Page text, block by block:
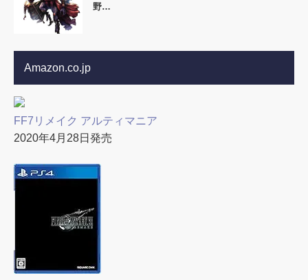
野…
Amazon.co.jp
FF7リメイク アルティマニア
2020年4月28日発売